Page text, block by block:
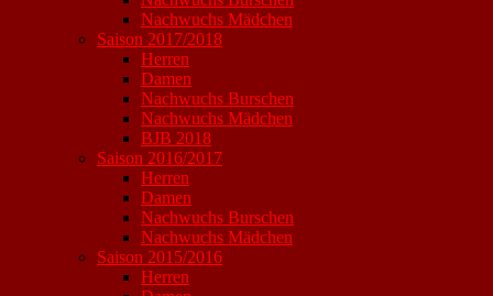
Nachwuchs Mädchen
Saison 2017/2018
Herren
Damen
Nachwuchs Burschen
Nachwuchs Mädchen
BJB 2018
Saison 2016/2017
Herren
Damen
Nachwuchs Burschen
Nachwuchs Mädchen
Saison 2015/2016
Herren